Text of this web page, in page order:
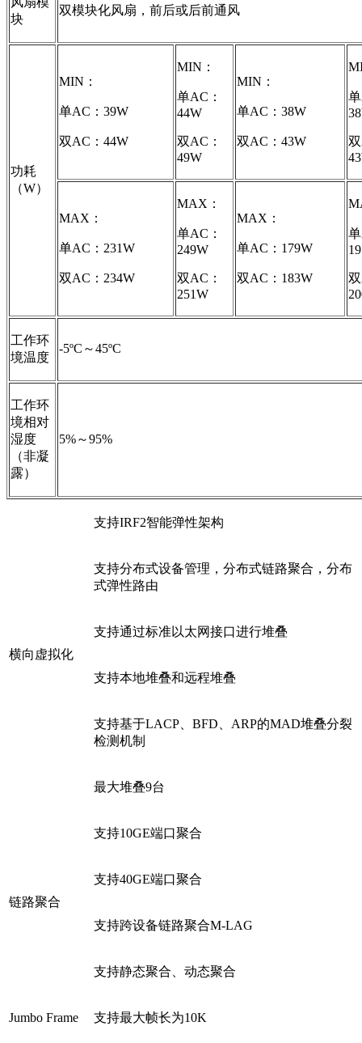
块
双模块化风扇，前后或后前通风
功耗
（W）
MIN：
单AC：39W
双AC：44W
MIN：
单AC：
44W
双AC：
49W
MIN：
单AC：38W
双AC：43W
MAX：
单AC：231W
双AC：234W
MAX：
单AC：
249W
双AC：
251W
MAX：
单AC：179W
双AC：183W
工作环
境温度
-5ºC～45ºC
工作环
境相对
湿度
（非凝
露）
5%～95%
横向虚拟化
支持IRF2智能弹性架构
支持分布式设备管理，分布式链路聚合，分布
式弹性路由
支持通过标准以太网接口进行堆叠
支持本地堆叠和远程堆叠
支持基于LACP、BFD、ARP的MAD堆叠分裂
检测机制
最大堆叠9台
链路聚合
支持10GE端口聚合
支持40GE端口聚合
支持跨设备链路聚合M-LAG
支持静态聚合、动态聚合
Jumbo Frame 支持最大帧长为10K